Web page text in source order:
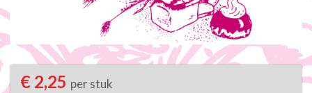
€ 2,25 per stuk